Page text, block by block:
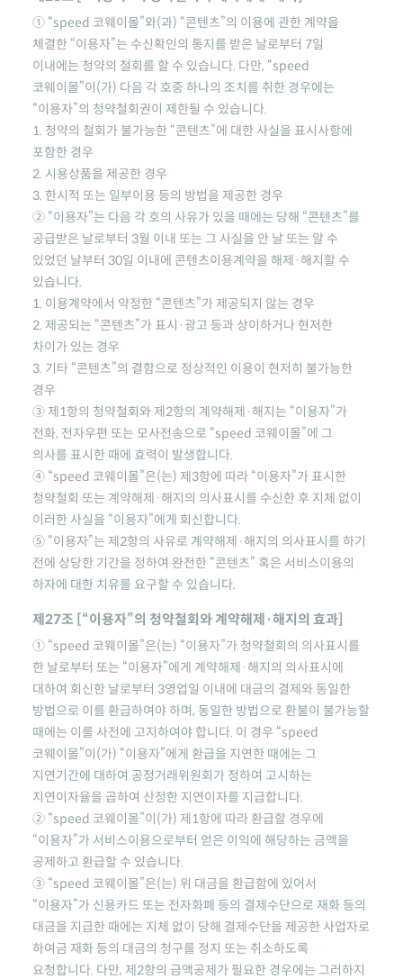
① “speed 코웨이몰”와(과) “콘텐츠”의 이용에 관한 계약을
체결한 “이용자”는 수신확인의 통지를 받은 날로부터 7일
이내에는 청약의 철회를 할 수 있습니다. 다만, “speed
코웨이몰”이(가) 다음 각 호중 하나의 조치를 취한 경우에는
“이용자”의 청약철회권이 제한될 수 있습니다.
1. 청약의 철회가 불가능한 “콘텐츠”에 대한 사실을 표시사항에
포함한 경우
2. 시용상품을 제공한 경우
3. 한시적 또는 일부이용 등의 방법을 제공한 경우
② “이용자”는 다음 각 호의 사유가 있을 때에는 당해 “콘텐츠”를
공급받은 날로부터 3월 이내 또는 그 사실을 안 날 또는 알 수
있었던 날부터 30일 이내에 콘텐츠이용계약을 해제·해지할 수
있습니다.
1. 이용계약에서 약정한 “콘텐츠”가 제공되지 않는 경우
2. 제공되는 “콘텐츠”가 표시·광고 등과 상이하거나 현저한
차이가 있는 경우
3. 기타 “콘텐츠”의 결함으로 정상적인 이용이 현저히 불가능한
경우
③ 제1항의 청약철회와 제2항의 계약해제·해지는 “이용자”가
전화, 전자우편 또는 모사전송으로 “speed 코웨이몰”에 그
의사를 표시한 때에 효력이 발생합니다.
④ “speed 코웨이몰”은(는) 제3항에 따라 “이용자”가 표시한
청약철회 또는 계약해제·해지의 의사표시를 수신한 후 지체 없이
이러한 사실을 “이용자”에게 회신합니다.
⑤ “이용자”는 제2항의 사유로 계약해제·해지의 의사표시를 하기
전에 상당한 기간을 정하여 완전한 “콘텐츠” 혹은 서비스이용의
하자에 대한 치유를 요구할 수 있습니다.
제27조 [“이용자”의 청약철회와 계약해제·해지의 효과]
① “speed 코웨이몰”은(는) “이용자”가 청약철회의 의사표시를
한 날로부터 또는 “이용자”에게 계약해제·해지의 의사표시에
대하여 회신한 날로부터 3영업일 이내에 대금의 결제와 동일한
방법으로 이를 환급하여야 하며, 동일한 방법으로 환불이 불가능할
때에는 이를 사전에 고지하여야 합니다. 이 경우 “speed
코웨이몰”이(가) “이용자”에게 환급을 지연한 때에는 그
지연기간에 대하여 공정거래위원회가 정하여 고시하는
지연이자율을 곱하여 산정한 지연이자를 지급합니다.
② “speed 코웨이몰”이(가) 제1항에 따라 환급할 경우에
“이용자”가 서비스이용으로부터 얻은 이익에 해당하는 금액을
공제하고 환급할 수 있습니다.
③ “speed 코웨이몰”은(는) 위 대금을 환급함에 있어서
“이용자”가 신용카드 또는 전자화폐 등의 결제수단으로 재화 등의
대금을 지급한 때에는 지체 없이 당해 결제수단을 제공한 사업자로
하여금 재화 등의 대금의 청구를 정지 또는 취소하도록
요청합니다. 다만, 제2항의 금액공제가 필요한 경우에는 그러하지